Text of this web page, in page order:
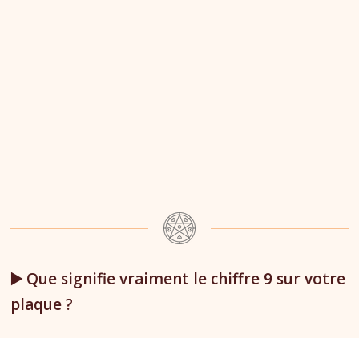
▶️ Que signifie vraiment le chiffre 9 sur votre
plaque ?